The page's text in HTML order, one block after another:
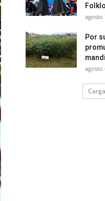
agosto
Por
agosto